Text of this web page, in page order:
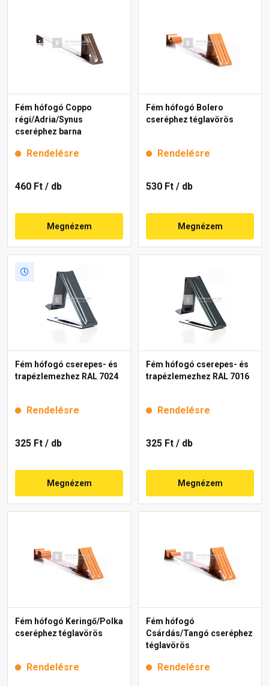
Fém hófogó Coppo
régi/Adria/Synus
cseréphez barna
Rendelésre
460 Ft / db
Megnézem
Fém hófogó Bolero
cseréphez téglavörös
Rendelésre
530 Ft / db
Megnézem
Fém hófogó cserepes- és
trapézlemezhez RAL 7024
Rendelésre
325 Ft / db
Megnézem
Fém hófogó cserepes- és
trapézlemezhez RAL 7016
Rendelésre
325 Ft / db
Megnézem
Fém hófogó Keringő/Polka
cseréphez téglavörös
Rendelésre
Fém hófogó
Csárdás/Tangó cseréphez
téglavörös
Rendelésre